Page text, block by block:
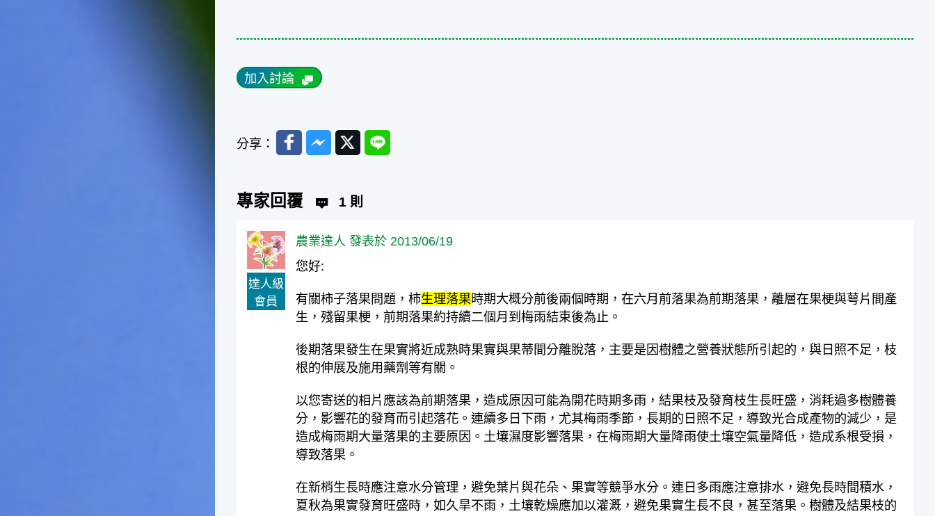
加入討論
分享：
FacebookMessenger
TwitterLine
專家回覆 1 則
達人級
會員
農業達人 發表於 2013/06/19
您好:
有關柿子落果問題，柿生理落果時期大概分前後兩個時期，在六月前落果為前期落果，離層在果梗與萼片間產
生，殘留果梗，前期落果約持續二個月到梅雨結束後為止。
後期落果發生在果實將近成熟時果實與果蒂間分離脫落，主要是因樹體之營養狀態所引起的，與日照不足，枝
根的伸展及施用藥劑等有關。
以您寄送的相片應該為前期落果，造成原因可能為開花時期多雨，結果枝及發育枝生長旺盛，消耗過多樹體養
分，影響花的發育而引起落花。連續多日下雨，尤其梅雨季節，長期的日照不足，導致光合成產物的減少，是
造成梅雨期大量落果的主要原因。土壤濕度影響落果，在梅雨期大量降雨使土壤空氣量降低，造成系根受損，
導致落果。
在新梢生長時應注意水分管理，避免葉片與花朵、果實等競爭水分。連日多雨應注意排水，避免長時間積水，
夏秋為果實發育旺盛時，如久旱不雨，土壤乾燥應加以灌溉，避免果實生長不良，甚至落果。樹體及結果枝的